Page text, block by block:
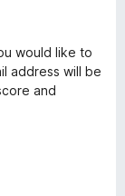
would like to
address will be
and